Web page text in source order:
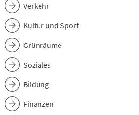
Verkehr
Kultur und Sport
Grünräume
Soziales
Bildung
Finanzen